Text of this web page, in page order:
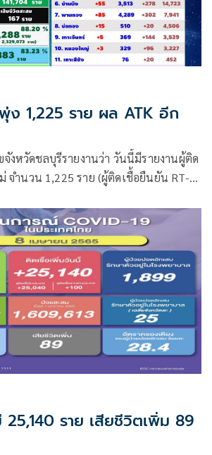
ง 1,225 ราย ผล ATK อีก
งหวัดชลบุรีรายงานว่า วันนี้มีรายงานผู้ติด
จำนวน 1,225 ราย (ผู้ติดเชื้อยืนยัน RT-
25,140 ราย เสียชีวิตเพิ่ม 89